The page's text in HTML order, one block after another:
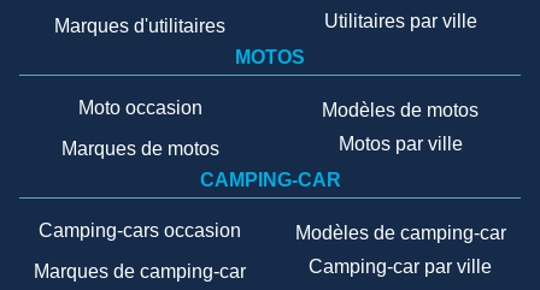
Marques d'utilitaires
Utilitaires par ville
MOTOS
Moto occasion
Marques de motos
Modèles de motos
Motos par ville
CAMPING-CAR
Camping-cars occasion
Marques de camping-car
Modèles de camping-car
Camping-car par ville